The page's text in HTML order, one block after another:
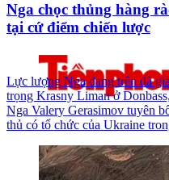
Nga chọc thủng hàng
tại cứ điểm chiến lược
Lực lượng Nga đang trên đà
trọng Krasny Liman ở
Nga Valery Gerasimov tuyên
thủ có tổ chức của Ukraine